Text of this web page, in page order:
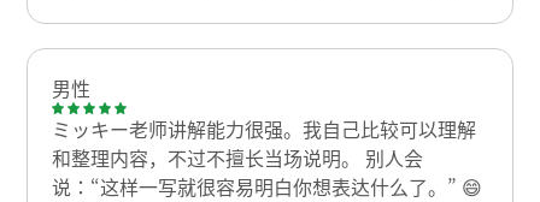
男性
ミッキー老师讲解能力很强。我自己比较可以理解
和整理内容，不过不擅长当场说明。 别人会
说：“这样一写就很容易明白你想表达什么了。” 😄